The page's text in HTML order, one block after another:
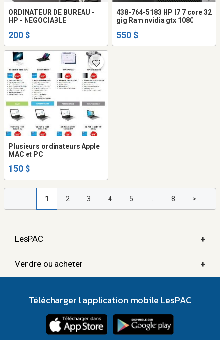
ORDINATEUR DE BUREAU -
HP - NEGOCIABLE
200 $
438-764-5183 HP I7 7 core 32
gig Ram nvidia gtx 1080
550 $
Plusieurs ordinateurs Apple
MAC et PC
150 $
1 2 3 4 5 ... 8 >
LesPAC +
Vendre ou acheter +
Télécharger l'application mobile LesPAC